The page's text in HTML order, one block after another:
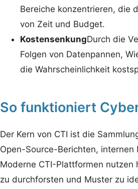
Bereiche konzentrieren, die
von Zeit und Budget.
KostensenkungDurch die
Folgen von Datenpannen,
die Wahrscheinlichkeit
So funktioniert
Der Kern von CTI ist die
Open-Source-Berichten,
Moderne CTI-Plattformen nutzen
zu durchforsten und Muster zu